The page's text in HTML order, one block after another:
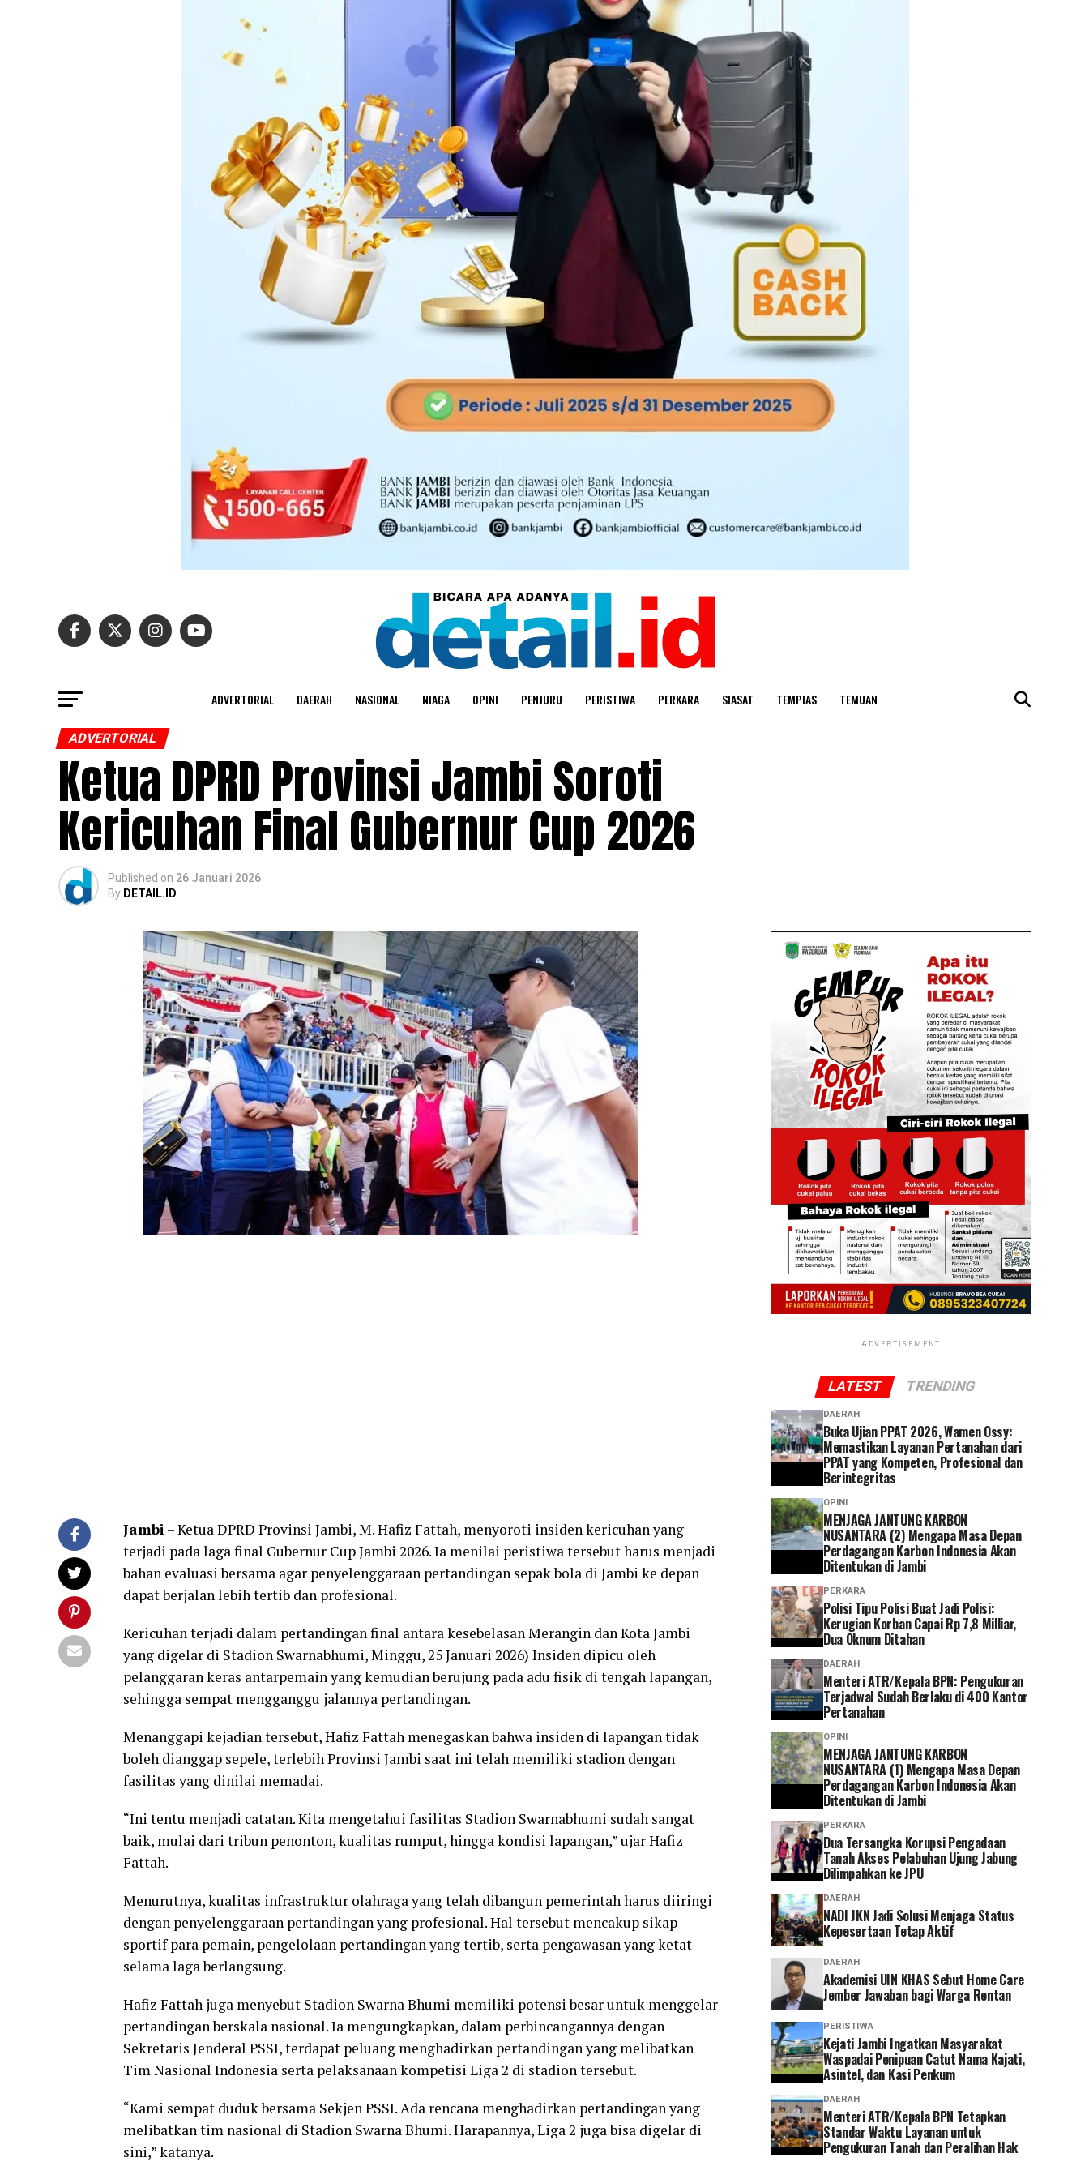
ADVERTORIAL DAERAH NASIONAL NIAGA OPINI PENJURU PERISTIWA PERKARA SIASAT TEMPIAS TEMUAN
ADVERTORIAL
Ketua DPRD Provinsi Jambi Soroti
Kericuhan Final Gubernur Cup 2026
Published on 26 Januari 2026
By DETAIL.ID
Jambi– Ketua DPRD Provinsi Jambi, M. Hafiz Fattah, menyoroti insiden kericuhan yang
terjadi pada laga final Gubernur Cup Jambi 2026. Ia menilai peristiwa tersebut harus menjadi
bahan evaluasi bersama agar penyelenggaraan pertandingan sepak bola di Jambi ke depan
dapat berjalan lebih tertib dan profesional.
Kericuhan terjadi dalam pertandingan final antara kesebelasan Merangin dan Kota Jambi
yang digelar di Stadion Swarnabhumi, Minggu, 25 Januari 2026) Insiden dipicu oleh
pelanggaran keras antarpemain yang kemudian berujung pada adu fisik di tengah lapangan,
sehingga sempat mengganggu jalannya pertandingan.
Menanggapi kejadian tersebut, Hafiz Fattah menegaskan bahwa insiden di lapangan tidak
boleh dianggap sepele, terlebih Provinsi Jambi saat ini telah memiliki stadion dengan
fasilitas yang dinilai memadai.
“Ini tentu menjadi catatan. Kita mengetahui fasilitas Stadion Swarnabhumi sudah sangat
baik, mulai dari tribun penonton, kualitas rumput, hingga kondisi lapangan,” ujar Hafiz
Fattah.
Menurutnya, kualitas infrastruktur olahraga yang telah dibangun pemerintah harus diiringi
dengan penyelenggaraan pertandingan yang profesional. Hal tersebut mencakup sikap
sportif para pemain, pengelolaan pertandingan yang tertib, serta pengawasan yang ketat
selama laga berlangsung.
Hafiz Fattah juga menyebut Stadion Swarna Bhumi memiliki potensi besar untuk menggelar
pertandingan berskala nasional. Ia mengungkapkan, dalam perbincangannya dengan
Sekretaris Jenderal PSSI, terdapat peluang menghadirkan pertandingan yang melibatkan
Tim Nasional Indonesia serta pelaksanaan kompetisi Liga 2 di stadion tersebut.
“Kami sempat duduk bersama Sekjen PSSI. Ada rencana menghadirkan pertandingan yang
melibatkan tim nasional di Stadion Swarna Bhumi. Harapannya, Liga 2 juga bisa digelar di
sini,” katanya.
ADVERTISEMENT
LATEST TRENDING
DAERAH
Buka Ujian PPAT 2026, Wamen Ossy:
Memastikan Layanan Pertanahan dari
PPAT yang Kompeten, Profesional dan
Berintegritas
OPINI
MENJAGA JANTUNG KARBON
NUSANTARA (2) Mengapa Masa Depan
Perdagangan Karbon Indonesia Akan
Ditentukan di Jambi
PERKARA
Polisi Tipu Polisi Buat Jadi Polisi:
Kerugian Korban Capai Rp 7,8 Milliar,
Dua Oknum Ditahan
DAERAH
Menteri ATR/Kepala BPN: Pengukuran
Terjadwal Sudah Berlaku di 400 Kantor
Pertanahan
OPINI
MENJAGA JANTUNG KARBON
NUSANTARA (1) Mengapa Masa Depan
Perdagangan Karbon Indonesia Akan
Ditentukan di Jambi
PERKARA
Dua Tersangka Korupsi Pengadaan
Tanah Akses Pelabuhan Ujung Jabung
Dilimpahkan ke JPU
DAERAH
NADI JKN Jadi Solusi Menjaga Status
Kepesertaan Tetap Aktif
DAERAH
Akademisi UIN KHAS Sebut Home Care
Jember Jawaban bagi Warga Rentan
PERISTIWA
‎Kejati Jambi Ingatkan Masyarakat
Waspadai Penipuan Catut Nama Kajati,
Asintel, dan Kasi Penkum
DAERAH
Menteri ATR/Kepala BPN Tetapkan
Standar Waktu Layanan untuk
Pengukuran Tanah dan Peralihan Hak